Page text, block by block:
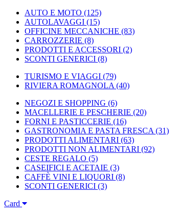
AUTO E MOTO (125)
AUTOLAVAGGI (15)
OFFICINE MECCANICHE (83)
CARROZZERIE (8)
PRODOTTI E ACCESSORI (2)
SCONTI GENERICI (8)
TURISMO E VIAGGI (79)
RIVIERA ROMAGNOLA (40)
NEGOZI E SHOPPING (6)
MACELLERIE E PESCHERIE (20)
FORNI E PASTICCERIE (16)
GASTRONOMIA E PASTA FRESCA (31)
PRODOTTI ALIMENTARI (63)
PRODOTTI NON ALIMENTARI (92)
CESTE REGALO (5)
CASEIFICI E ACETAIE (3)
CAFFÈ VINI E LIQUORI (8)
SCONTI GENERICI (3)
Card